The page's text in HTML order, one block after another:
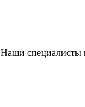
Наши специалисты